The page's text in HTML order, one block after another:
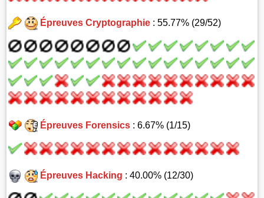
Épreuves Cryptographie: 55.77% (29/52)
Épreuves Forensics: 6.67% (1/15)
Épreuves Hacking : 40.00% (12/30)